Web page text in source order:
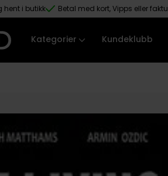
hent i butikk Betal med kort, Vipps eller
Kategorier Kundeklubb